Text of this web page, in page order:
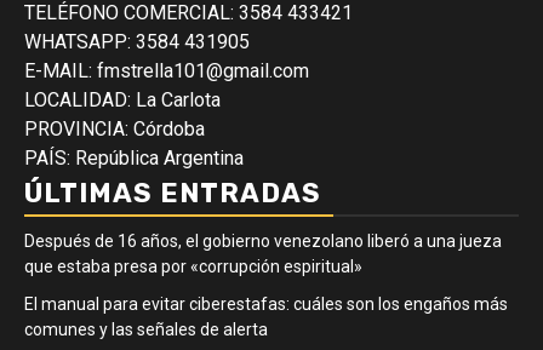
TELÉFONO COMERCIAL: 3584 433421
WHATSAPP: 3584 431905
E-MAIL: fmstrella101@gmail.com
LOCALIDAD: La Carlota
PROVINCIA: Córdoba
PAÍS: República Argentina
ÚLTIMAS ENTRADAS
Después de 16 años, el gobierno venezolano liberó a una jueza
que estaba presa por «corrupción espiritual»
El manual para evitar ciberestafas: cuáles son los engaños más
comunes y las señales de alerta